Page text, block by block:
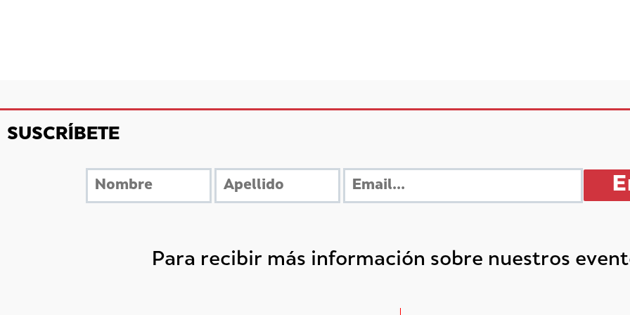
SUSCRÍBETE
Para recibir más información sobre nuestros